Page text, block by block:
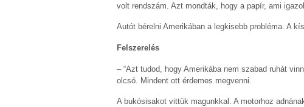
volt rendszám. Azt mondták, hogy a papír, ami
Autót bérelni Amerikában a legkisebb probléma. A
Felszerelés
– “Azt tudod, hogy Amerikába nem szabad ruhát
olcsó. Mindent ott érdemes megvenni.
A bukósisakot vittük magunkkal. A motorhoz